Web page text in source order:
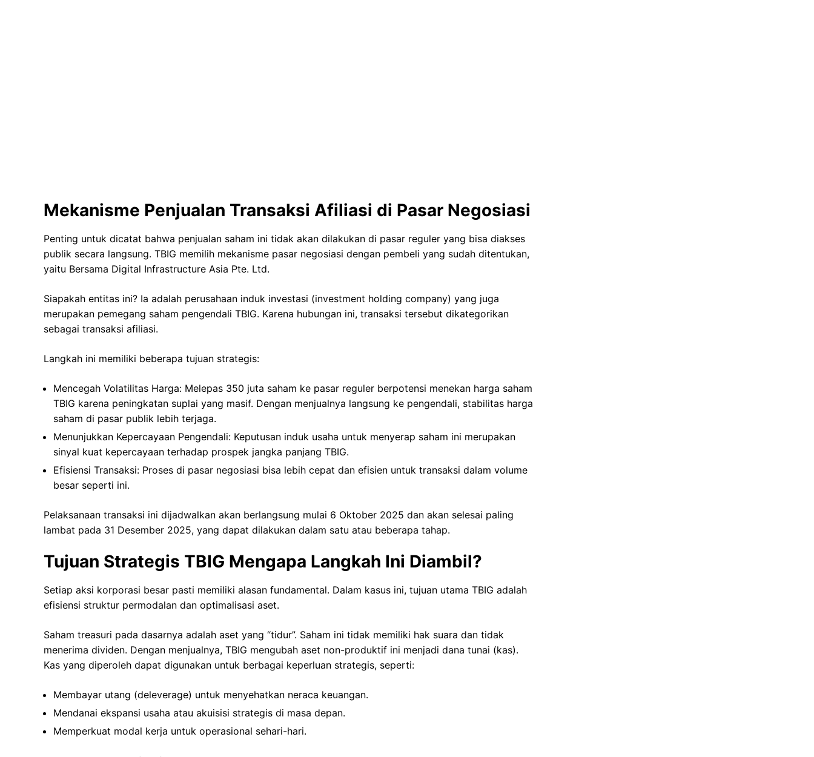
Mekanisme Penjualan Transaksi Afiliasi di Pasar Negosiasi
Penting untuk dicatat bahwa penjualan saham ini tidak akan dilakukan di pasar reguler yang bisa diakses
publik secara langsung. TBIG memilih mekanisme pasar negosiasi dengan pembeli yang sudah ditentukan,
yaitu Bersama Digital Infrastructure Asia Pte. Ltd.
Siapakah entitas ini? Ia adalah perusahaan induk investasi (investment holding company) yang juga
merupakan pemegang saham pengendali TBIG. Karena hubungan ini, transaksi tersebut dikategorikan
sebagai transaksi afiliasi.
Langkah ini memiliki beberapa tujuan strategis:
Mencegah Volatilitas Harga: Melepas 350 juta saham ke pasar reguler berpotensi menekan harga saham
TBIG karena peningkatan suplai yang masif. Dengan menjualnya langsung ke pengendali, stabilitas harga
saham di pasar publik lebih terjaga.
Menunjukkan Kepercayaan Pengendali: Keputusan induk usaha untuk menyerap saham ini merupakan
sinyal kuat kepercayaan terhadap prospek jangka panjang TBIG.
Efisiensi Transaksi: Proses di pasar negosiasi bisa lebih cepat dan efisien untuk transaksi dalam volume
besar seperti ini.
Pelaksanaan transaksi ini dijadwalkan akan berlangsung mulai 6 Oktober 2025 dan akan selesai paling
lambat pada 31 Desember 2025, yang dapat dilakukan dalam satu atau beberapa tahap.
Tujuan Strategis TBIG Mengapa Langkah Ini Diambil?
Setiap aksi korporasi besar pasti memiliki alasan fundamental. Dalam kasus ini, tujuan utama TBIG adalah
efisiensi struktur permodalan dan optimalisasi aset.
Saham treasuri pada dasarnya adalah aset yang “tidur”. Saham ini tidak memiliki hak suara dan tidak
menerima dividen. Dengan menjualnya, TBIG mengubah aset non-produktif ini menjadi dana tunai (kas).
Kas yang diperoleh dapat digunakan untuk berbagai keperluan strategis, seperti:
Membayar utang (deleverage) untuk menyehatkan neraca keuangan.
Mendanai ekspansi usaha atau akuisisi strategis di masa depan.
Memperkuat modal kerja untuk operasional sehari-hari.